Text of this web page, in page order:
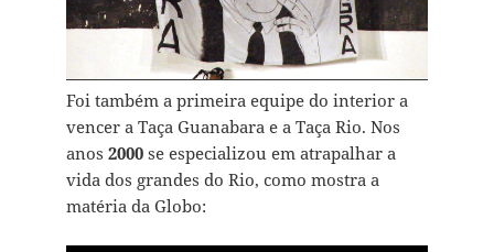
Foi também a primeira equipe do interior a
vencer a Taça Guanabara e a Taça Rio. Nos
anos 2000se especializou em atrapalhar a
vida dos grandes do Rio, como mostra a
matéria da Globo: